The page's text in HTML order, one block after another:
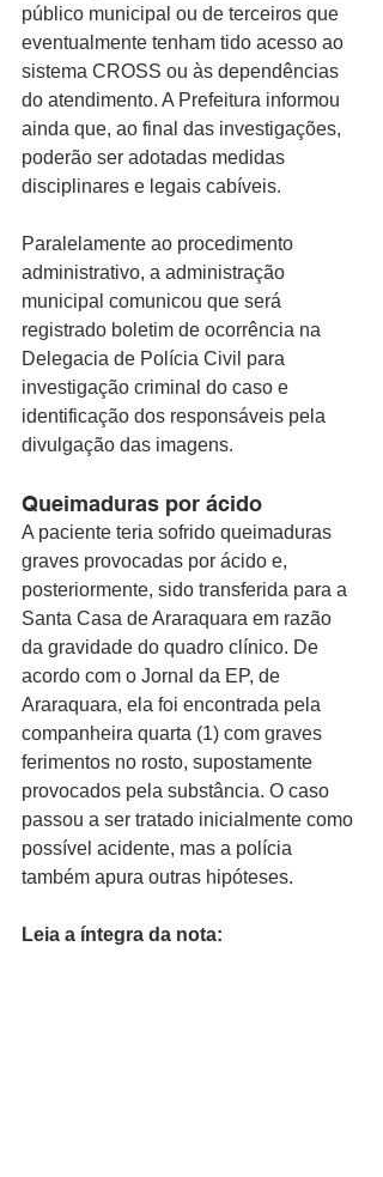
público municipal ou de terceiros que
eventualmente tenham tido acesso ao
sistema CROSS ou às dependências
do atendimento. A Prefeitura informou
ainda que, ao final das investigações,
poderão ser adotadas medidas
disciplinares e legais cabíveis.
Paralelamente ao procedimento
administrativo, a administração
municipal comunicou que será
registrado boletim de ocorrência na
Delegacia de Polícia Civil para
investigação criminal do caso e
identificação dos responsáveis pela
divulgação das imagens.
Queimaduras por ácido
A paciente teria sofrido queimaduras
graves provocadas por ácido e,
posteriormente, sido transferida para a
Santa Casa de Araraquara em razão
da gravidade do quadro clínico. De
acordo com o Jornal da EP, de
Araraquara, ela foi encontrada pela
companheira quarta (1) com graves
ferimentos no rosto, supostamente
provocados pela substância. O caso
passou a ser tratado inicialmente como
possível acidente, mas a polícia
também apura outras hipóteses.
Leia a íntegra da nota: